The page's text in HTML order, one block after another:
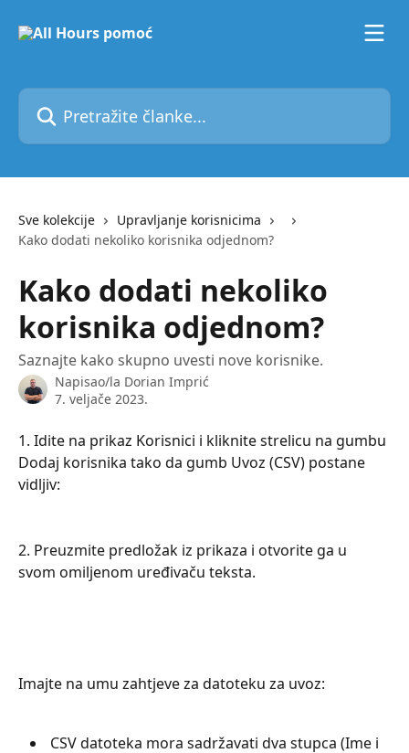
Pretražite članke...
Sve kolekcije
Upravljanje korisnicima
Kako dodati nekoliko korisnika odjednom?
Kako dodati nekoliko
korisnika odjednom?
Saznajte kako skupno uvesti nove korisnike.
Napisao/la Dorian Imprić
7. veljače 2023.
1. Idite na prikaz Korisnici i kliknite strelicu na gumbu
Dodaj korisnika tako da gumb Uvoz (CSV) postane
vidljiv:
2. Preuzmite predložak iz prikaza i otvorite ga u
svom omiljenom uređivaču teksta.
Imajte na umu zahtjeve za datoteku za uvoz: